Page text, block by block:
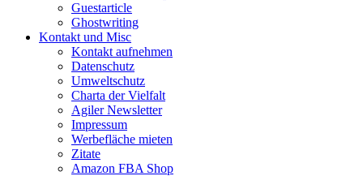
Guestarticle
Ghostwriting
Kontakt und Misc
Kontakt aufnehmen
Datenschutz
Umweltschutz
Charta der Vielfalt
Agiler Newsletter
Impressum
Werbefläche mieten
Zitate
Amazon FBA Shop